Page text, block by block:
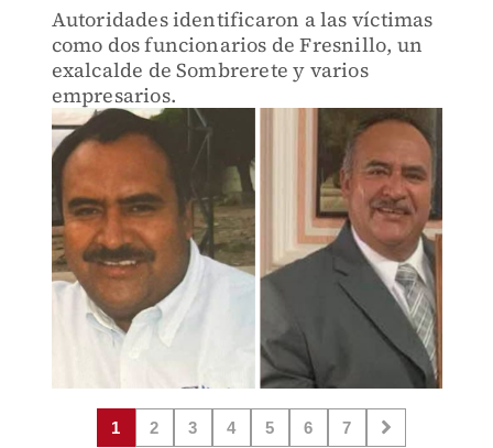
Autoridades identificaron a las víctimas
como dos funcionarios de Fresnillo, un
exalcalde de Sombrerete y varios
empresarios.
1 2 3 4 5 6 7